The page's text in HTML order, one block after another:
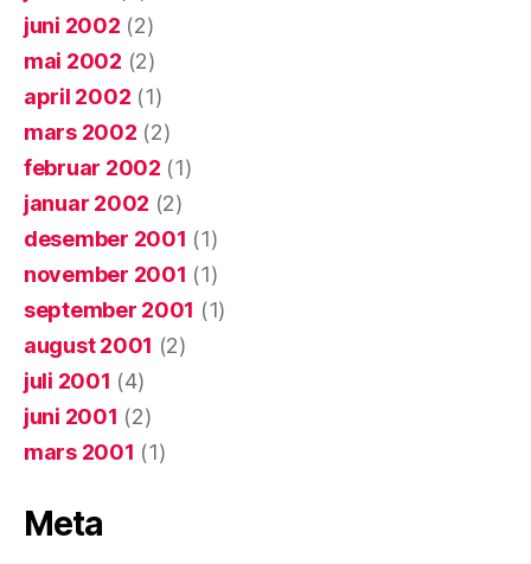
juni 2002 (2)
mai 2002 (2)
april 2002 (1)
mars 2002 (2)
februar 2002 (1)
januar 2002 (2)
desember 2001 (1)
november 2001 (1)
september 2001 (1)
august 2001 (2)
juli 2001 (4)
juni 2001 (2)
mars 2001 (1)
Meta